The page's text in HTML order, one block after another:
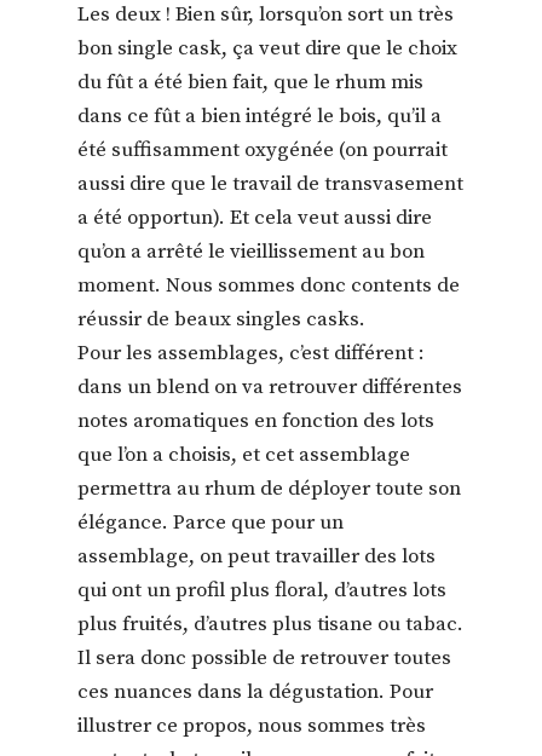
Les deux ! Bien sûr, lorsqu’on sort un très
bon single cask, ça veut dire que le choix
du fût a été bien fait, que le rhum mis
dans ce fût a bien intégré le bois, qu’il a
été suffisamment oxygénée (on pourrait
aussi dire que le travail de transvasement
a été opportun). Et cela veut aussi dire
qu’on a arrêté le vieillissement au bon
moment. Nous sommes donc contents de
réussir de beaux singles casks.
Pour les assemblages, c’est différent :
dans un blend on va retrouver différentes
notes aromatiques en fonction des lots
que l’on a choisis, et cet assemblage
permettra au rhum de déployer toute son
élégance. Parce que pour un
assemblage, on peut travailler des lots
qui ont un profil plus floral, d’autres lots
plus fruités, d’autres plus tisane ou tabac.
Il sera donc possible de retrouver toutes
ces nuances dans la dégustation. Pour
illustrer ce propos, nous sommes très